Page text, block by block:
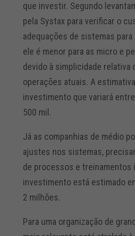
que investir. Segundo
pela Systax para verificar o
adequações de sistemas
ele é menor para as micro e
devido à simplicidade relativa
operações atuais. A
investimento que variará entre
500 mil.
Já as companhias de médio
ajustes nos sistemas,
de processos e treinamentos
investimento está estimado
2 milhões.
Para uma organização de